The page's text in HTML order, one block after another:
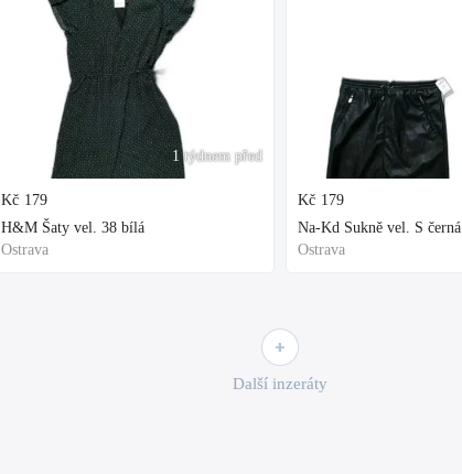
1 týdnem před
Kč 179
H&M Šaty vel. 38 bílá
Ostrava
Kč 179
Na-Kd Sukně vel. S černá
Ostrava
Další inzeráty